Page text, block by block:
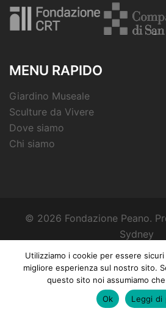
MENU RAPIDO
Giardino Museale
Sculture da Vivere
Dove siamo
Chi siamo
© 2026 Fondazione Peano.
Sydney
Utilizziamo i cookie per essere
migliore esperienza sul nostro sito.
questo sito noi assumiamo
Ok
Leggi di